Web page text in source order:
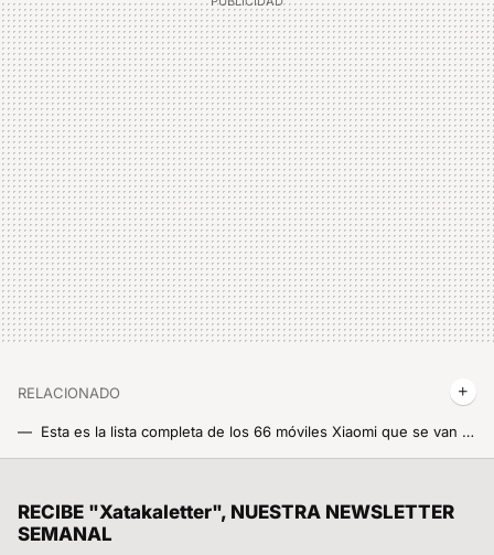
RELACIONADO
Esta es la lista completa de los 66 móviles Xiaomi que se van a poder actualizar a Android 14 de forma oficial
RECIBE "Xatakaletter", NUESTRA NEWSLETTER
SEMANAL